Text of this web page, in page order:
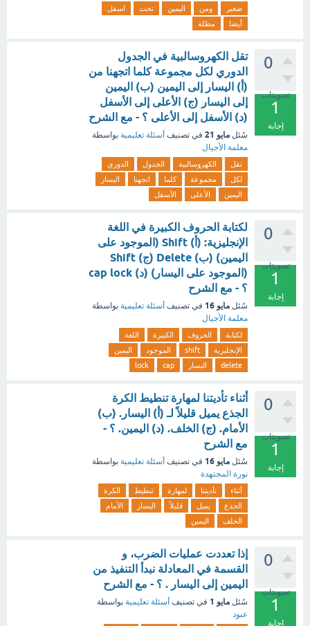
صغير
ومن اليمين تحت
اسفل
أيضا
مظلة
0
تصويتات
1
إجابة
تقل الكهروسالبية في الجدول
الدوري لكل مجموعة كلما اتجهنا من
(أ) اليسار إلى اليمين (ب) اليمين
إلى اليسار (ج) الأعلى إلى الأسفل
(د) الأسفل إلى الأعلى ؟ - مع الشرح
سُئل مايو 21 في تصنيف أسئلة تعليمية بواسطة
معلمة الأجيال
تقل الكهروسالبية الجدول
الدوري
لكل
مجموعة كلما اتجهنا
اليسار
اليمين
الأعلى الأسفل
0
تصويتات
1
إجابة
لكتابة الحروف الكبيرة في اللغة
الإنجليزية: (أ) Shift (الموجود على
اليمين) (ب) Delete (ج) Shift
(الموجود على اليسار) (د) cap lock
؟ - مع الشرح
سُئل مايو 16 في تصنيف أسئلة تعليمية بواسطة
معلمة الأجيال
لكتابة الحروف الكبيرة
اللغة
الإنجليزية
shift الموجود
اليمين
delete
اليسار cap
lock
0
تصويتات
1
إجابة
أثناء تأديتنا لمهارة تنطيط الكرة
الجذع يميل قليلاً لـ (أ) اليسار. (ب)
الأمام. (ج) الخلف. (د) اليمين. ؟ -
مع الشرح
سُئل مايو 16 في تصنيف أسئلة تعليمية بواسطة
نورة المجتهدة
أثناء تأديتنا لمهارة تنطيط
الكرة
الجذع
يميل قليلاً اليسار
الأمام
الخلف
اليمين
0
تصويتات
1
إجابة
إذا تعددت عمليات الضرب، و
القسمة في المعادلة نبدأ التنفيذ من
اليمين إلى اليسار . ؟ - مع الشرح
سُئل مايو 1 في تصنيف أسئلة تعليمية بواسطة
عبود